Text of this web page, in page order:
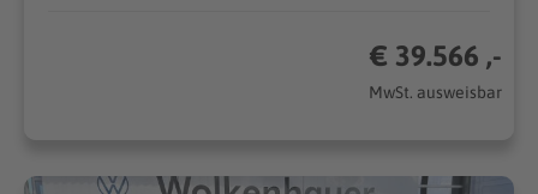
€ 39.566 ,-
MwSt. ausweisbar